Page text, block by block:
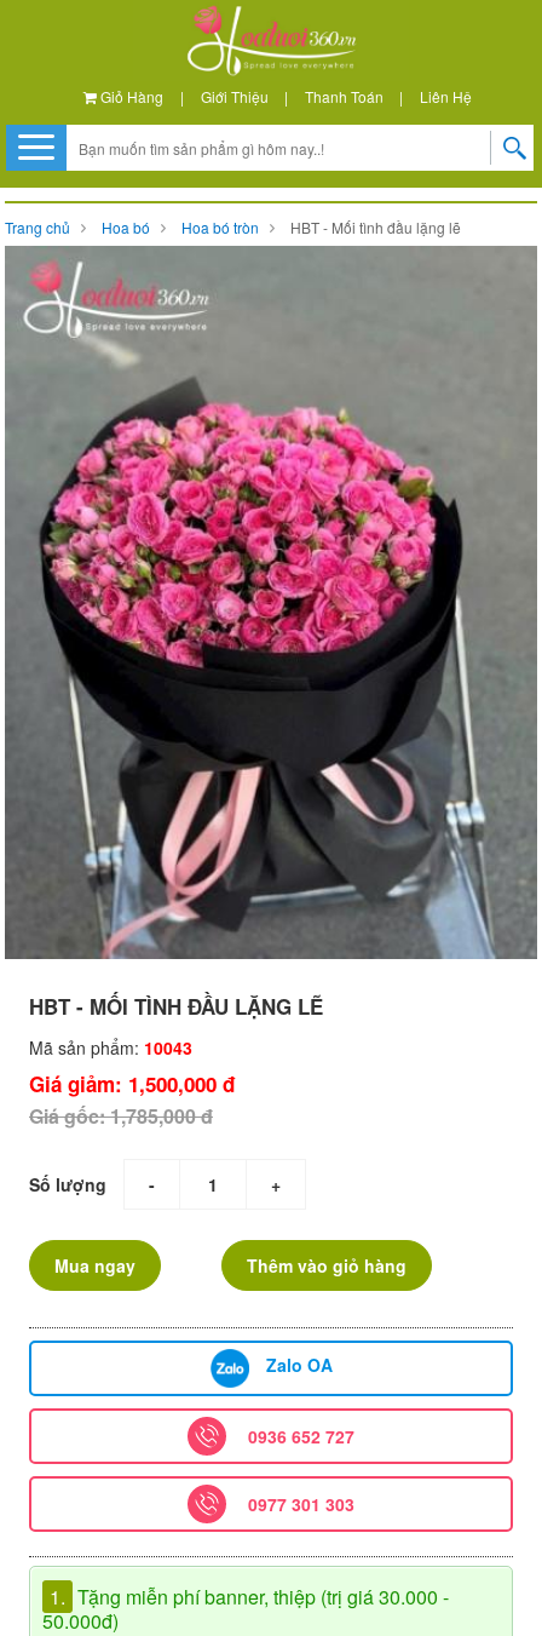
Giỏ Hàng | Giới Thiệu | Thanh Toán | Liên Hệ
Trang chủ Hoa bó Hoa bó tròn HBT - Mối tình đầu lặng lẽ
HBT - MỐI TÌNH ĐẦU LẶNG LẼ
Mã sản phẩm: 10043
Giá giảm: 1,500,000 đ
Giá gốc: 1,785,000 đ
Số lượng - +
Mua ngay Thêm vào giỏ hàng
Zalo OA
0936 652 727
0977 301 303
1. Tặng miễn phí banner, thiệp (trị giá 30.000 -
50.000đ)